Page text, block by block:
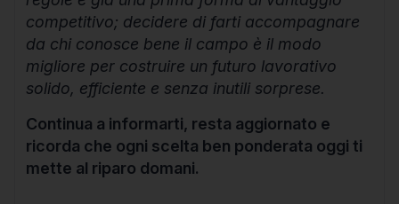
competitivo; decidere di farti accompagnare
da chi conosce bene il campo è il modo
migliore per costruire un futuro lavorativo
solido, efficiente e senza inutili sorprese.
Continua a informarti, resta aggiornato e
ricorda che ogni scelta ben ponderata oggi ti
mette al riparo domani.